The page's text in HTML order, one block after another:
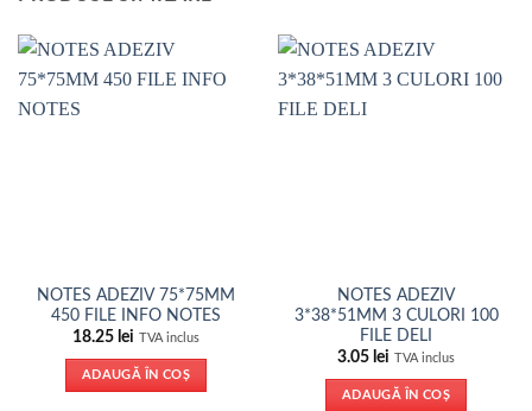
NOTES ADEZIV 75*75MM
450 FILE INFO NOTES
18.25 lei TVA inclus
ADAUGĂ ÎN COȘ
NOTES ADEZIV
3*38*51MM 3 CULORI 100
FILE DELI
3.05 lei TVA inclus
ADAUGĂ ÎN COȘ